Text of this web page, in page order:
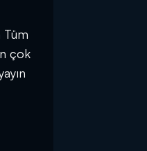
Tüm
çok